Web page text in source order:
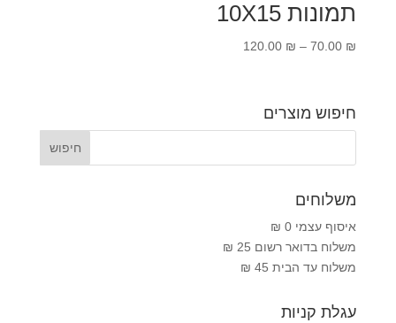
תמונות 10X15
70.00 ₪
–
120.00 ₪
טווח
חיפוש מוצרים
משלוחים
איסוף עצמי 0 ₪
משלוח בדואר רשום 25 ₪
משלוח עד הבית 45 ₪
עגלת קניות